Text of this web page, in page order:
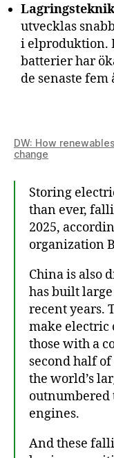
utvecklas
i elproduktion.
batterier har
de senaste fem
DW: How
change
Storing
than ever,
2025,
organization
China is also
has built
recent years.
make electric
those with a
second half
the world’s
outnumbered
engines.
And these